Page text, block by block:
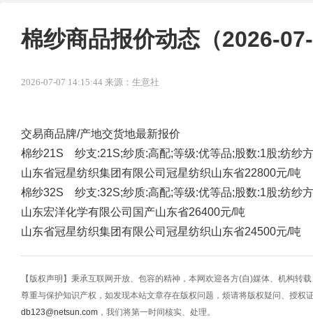
棉纱商品报价动态（2026-
2026-07-07 14:15:44 来源：生意社
交易商品牌/产地交货地最新报价
棉纱21S 纱支:21S;纱质:高配;等级:优等品;股数:1股;纺纱
山东省冠星纺织集团有限公司 冠星纺织山东省22800元/吨
棉纱32S 纱支:32S;纱质:高配;等级:优等品;股数:1股;纺纱
山东宏洋化学有限公司 国产山东省26400元/吨
山东省冠星纺织集团有限公司 冠星纺织山东省24500元/吨
【版权声明】秉承互联网开放、包容的精神，本网欢迎各方(自)媒体、机构转
尊重与保护知识产权，如发现本站文章存在版权问题，烦请将版权疑问、授权
db123@netsun.com ，我们将第一时间核实、处理。